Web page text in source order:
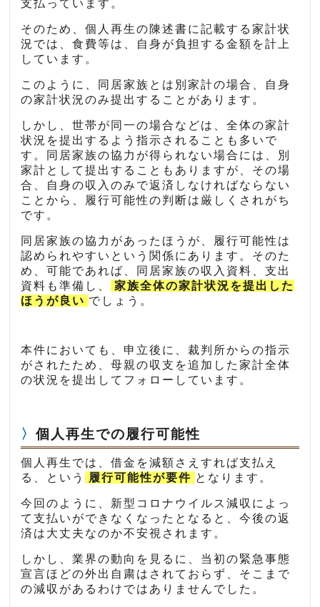
支払っています。
そのため、個人再生の陳述書に記載する家計状
況では、食費等は、自身が負担する金額を計上
しています。
このように、同居家族とは別家計の場合、自身
の家計状況のみ提出することがあります。
しかし、世帯が同一の場合などは、全体の家計
状況を提出するよう指示されることも多いで
す。同居家族の協力が得られない場合には、別
家計として提出することもありますが、その場
合、自身の収入のみで返済しなければならない
ことから、履行可能性の判断は厳しくされがち
です。
同居家族の協力があったほうが、履行可能性は
認められやすいという関係にあります。そのた
め、可能であれば、同居家族の収入資料、支出
資料も準備し、
家族全体の家計状況を提出した
ほうが良い でしょう。
本件においても、申立後に、裁判所からの指示
がされたため、母親の収支を追加した家計全体
の状況を提出してフォローしています。
個人再生での履行可能性
個人再生では、借金を減額さえすれば支払え
る、という
履行可能性が要件 となります。
今回のように、新型コロナウイルス減収によっ
て支払いができなくなったとなると、今後の返
済は大丈夫なのか不安視されます。
しかし、業界の動向を見るに、当初の緊急事態
宣言ほどの外出自粛はされておらず、そこまで
の減収があるわけではありませんでした。